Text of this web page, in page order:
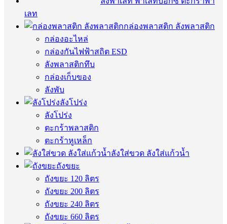
เลท
กล่องพลาสติก ลังพลาสติก
กล่องอะไหล่
กล่องกันไฟฟ้าสถิต ESD
ลังพลาสติกทึบ
กล่องเก็บของ
ลังพับ
ลังโปร่ง
ลังโปร่ง
ตะกร้าพลาสติก
ตะกร้าหูเหล็ก
ลังใส่ขวด ลังใส่แก้วน้ำ
ถังขยะ
ถังขยะ 120 ลิตร
ถังขยะ 200 ลิตร
ถังขยะ 240 ลิตร
ถังขยะ 660 ลิตร